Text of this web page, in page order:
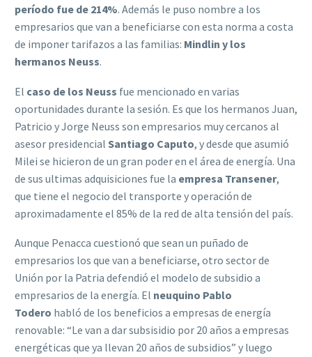
período fue de 214%. Además le puso nombre a los
empresarios que van a beneficiarse con esta norma a costa
de imponer tarifazos a las familias: Mindlin y los
hermanos Neuss.
El caso de los Neuss fue mencionado en varias
oportunidades durante la sesión. Es que los hermanos Juan,
Patricio y Jorge Neuss son empresarios muy cercanos al
asesor presidencial Santiago Caputo, y desde que asumió
Milei se hicieron de un gran poder en el área de energía. Una
de sus ultimas adquisiciones fue la empresa Transener,
que tiene el negocio del transporte y operación de
aproximadamente el 85% de la red de alta tensión del país.
Aunque Penacca cuestionó que sean un puñado de
empresarios los que van a beneficiarse, otro sector de
Unión por la Patria defendió el modelo de subsidio a
empresarios de la energía. El neuquino Pablo
Todero habló de los beneficios a empresas de energía
renovable: “Le van a dar subsisidio por 20 años a empresas
energéticas que ya llevan 20 años de subsidios” y luego